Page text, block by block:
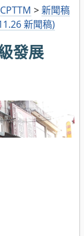
CPTTM >新聞稿
新聞稿)
發展